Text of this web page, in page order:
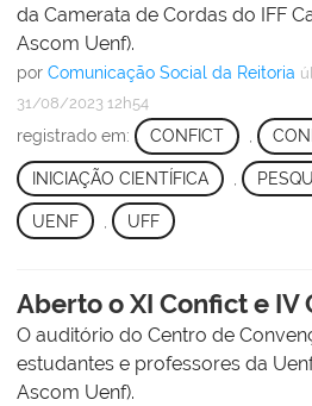
da Camerata de Cordas do IFF
Ascom Uenf).
por Comunicação Social da Reitoria
31/08/2023 12h54
registrado em: CONFICT ,
INICIAÇÃO CIENTÍFICA
UENF UFF
Aberto o XI Confict e IV
O auditório do Centro de
estudantes e professores da
Ascom Uenf).